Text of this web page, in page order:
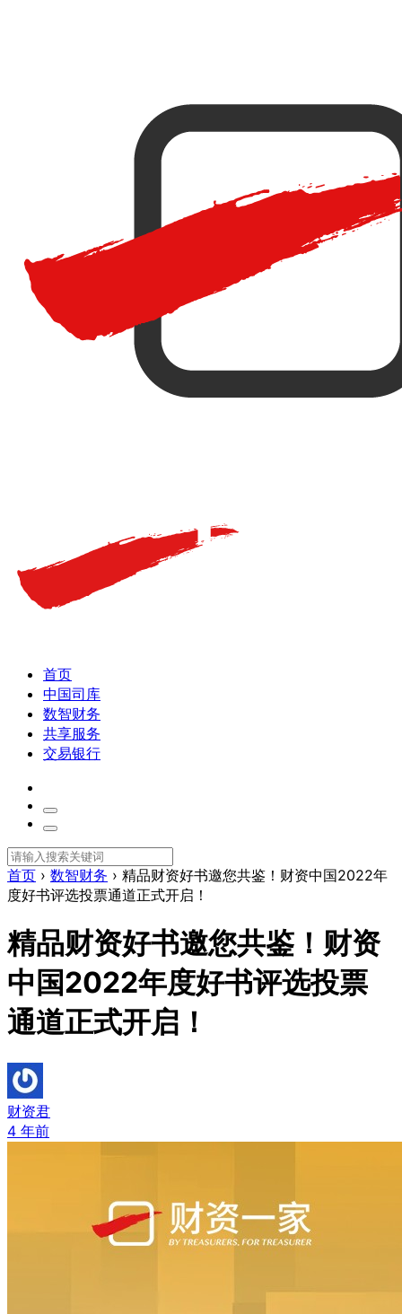
首页
中国司库
数智财务
共享服务
交易银行
首页 › 数智财务 › 精品财资好书邀您共鉴！财资中国2022年
度好书评选投票通道正式开启！
精品财资好书邀您共鉴！财资
中国2022年度好书评选投票
通道正式开启！
财资君
4 年前